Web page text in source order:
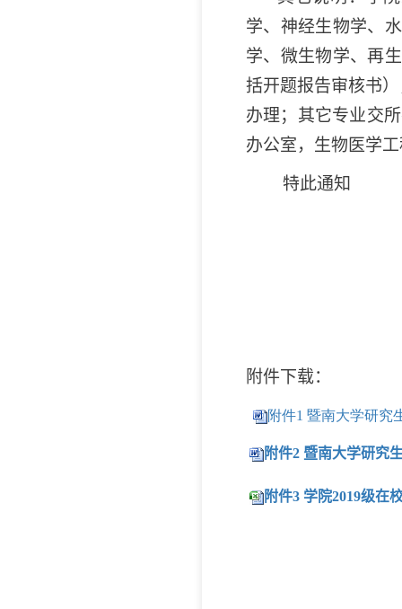
学、神经生物学、
学、微生物学、再
括开题报告审核书
办理；其它专业交
办公室，生物医学
特此通知
附件下载：
附件1 暨南大学研究
附件2 暨南大学研究
附件3 学院2019级在